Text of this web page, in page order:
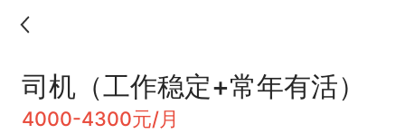
司机（工作稳定+常年有活）
4000-4300元/月